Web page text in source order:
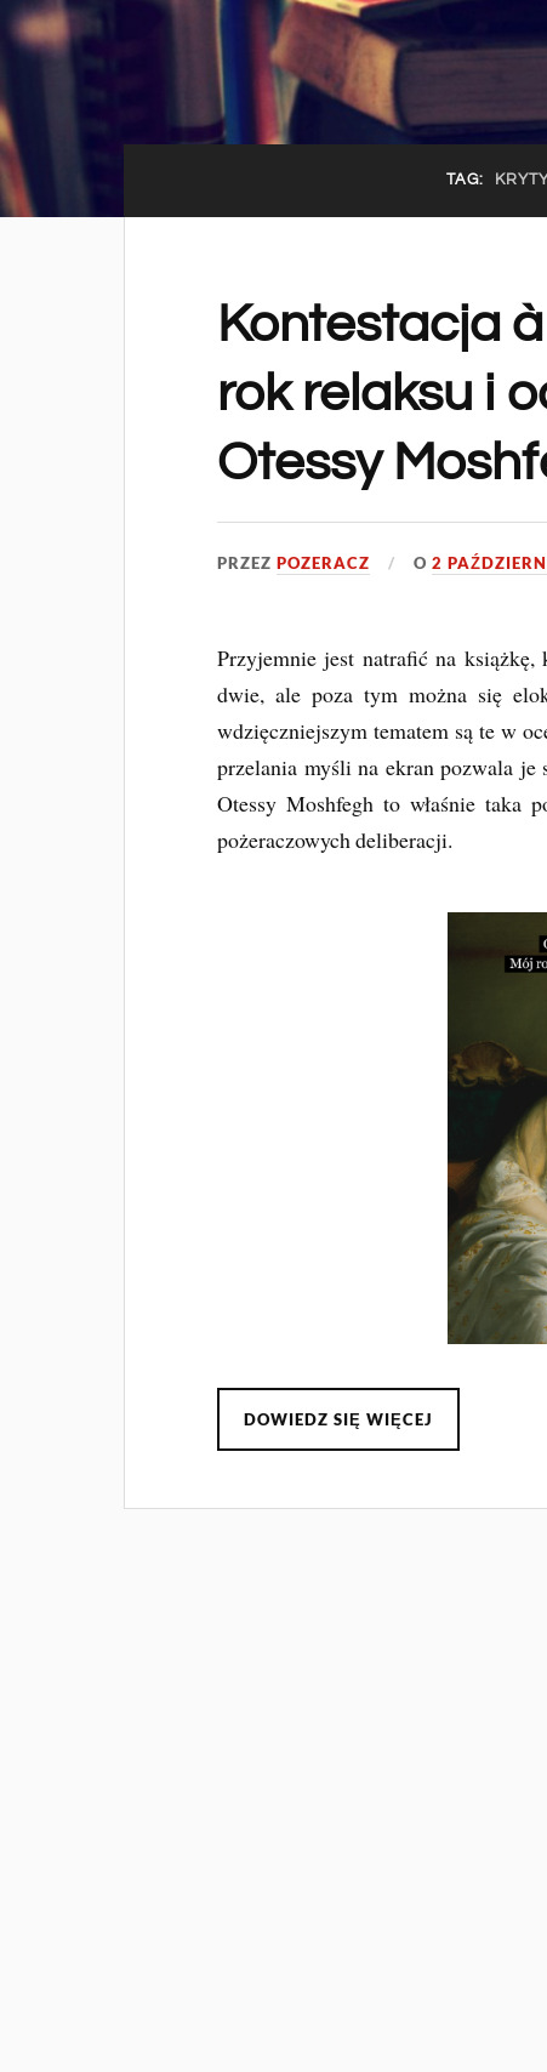
TAG:
Kontestacja
rok relaksu i
Otessy
PRZEZPOZERACZ O2
Przyjemnie jest natrafić na
dwie, ale poza tym można się
wdzięczniejszym tematem są te w
przelania myśli na ekran pozwala je
Otessy Moshfegh to właśnie taka
pożeraczowych deliberacji.
DOWIEDZ SIĘ WIĘCEJ